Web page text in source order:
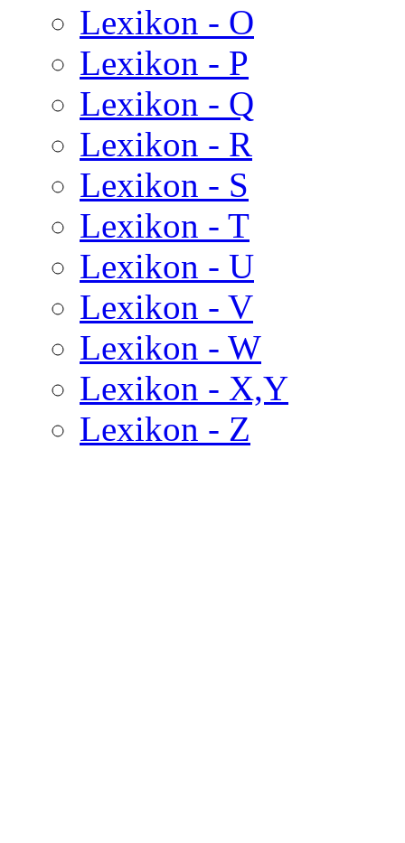
Lexikon - O
Lexikon - P
Lexikon - Q
Lexikon - R
Lexikon - S
Lexikon - T
Lexikon - U
Lexikon - V
Lexikon - W
Lexikon - X,Y
Lexikon - Z